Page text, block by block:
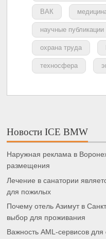
ВАК
научные публикации
охрана труда
техносфера
Новости ICE BMW
Наружная реклама в
размещения
Лечение в санатории
для пожилых
Почему отель Азимут в
выбор для проживания
Важность AML-сервисов